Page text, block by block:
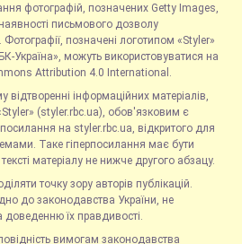
фотографій, позначених Getty Images,
письмового дозволу
позначені логотипом «Styler»
Україна», можуть використовуватися на
Attribution 4.0 International.
інформаційних матеріалів,
(styler.rbc.ua), обов'язковим є
на styler.rbc.ua, відкритого для
Таке гіперпосилання має бути
матеріалу не нижче другого абзацу.
точку зору авторів публікацій.
до законодавства України, не
доведенню їх правдивості.
вимогам законодавства